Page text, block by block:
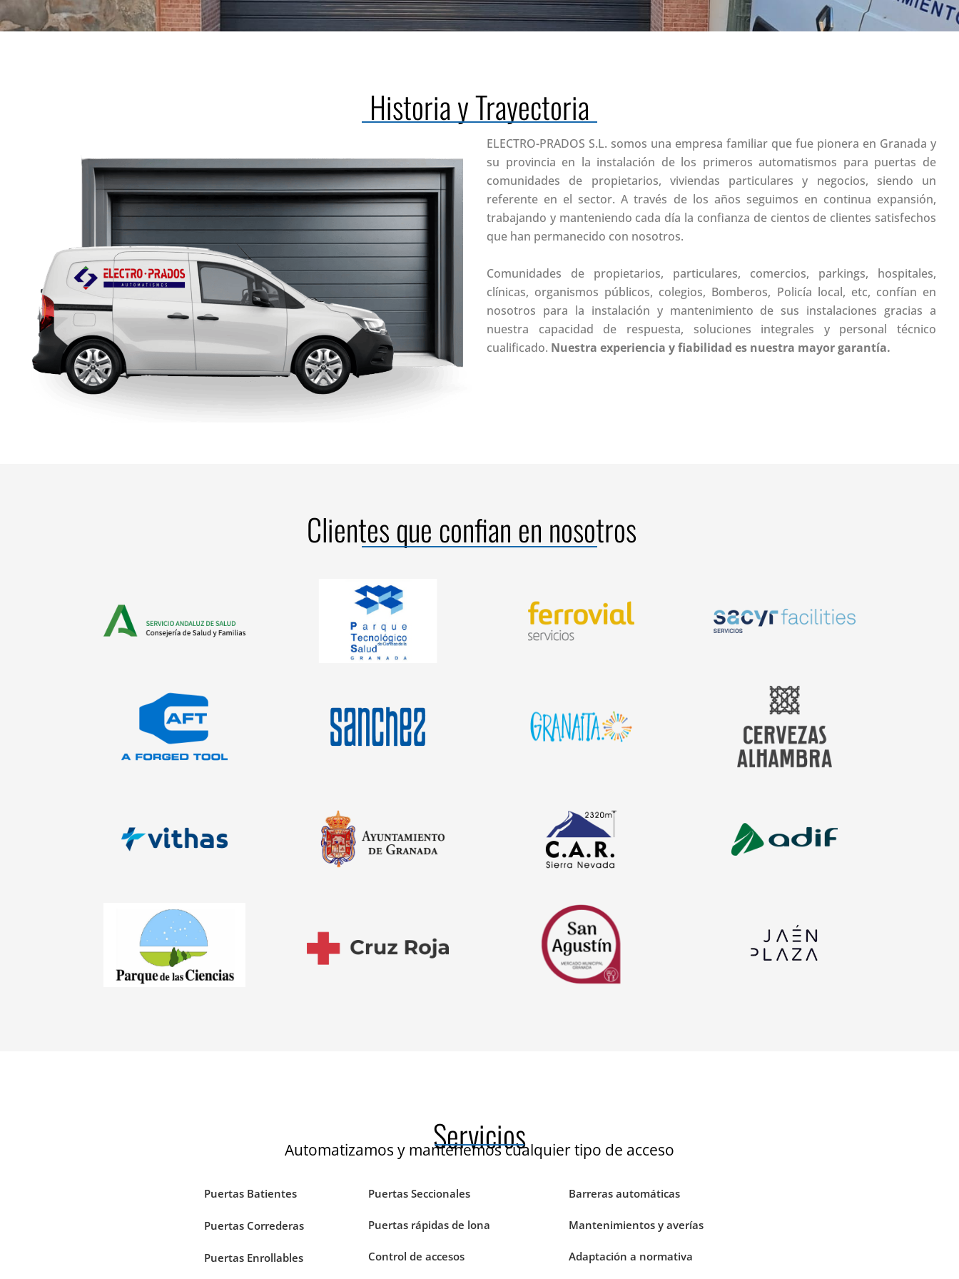
Historia y Trayectoria
ELECTRO-PRADOS S.L. somos una empresa familiar que fue pionera en Granada y
su provincia en la instalación de los primeros automatismos para puertas de
comunidades de propietarios, viviendas particulares y negocios, siendo un
referente en el sector. A través de los años seguimos en continua expansión,
trabajando y manteniendo cada día la confianza de cientos de clientes satisfechos
que han permanecido con nosotros.
Comunidades de propietarios, particulares, comercios, parkings, hospitales,
clínicas, organismos públicos, colegios, Bomberos, Policía local, etc, confían en
nosotros para la instalación y mantenimiento de sus instalaciones gracias a
nuestra capacidad de respuesta, soluciones integrales y personal técnico
cualificado. Nuestra experiencia y fiabilidad es nuestra mayor garantía.
Clientes que confian en nosotros
Servicio Andaluz de Parque tecnológico de
la Salud Ferrovial Servicios Sacyr Facilities
A Forged Tool Centro Hogar Sanchez Granaita Parque
Comercial Cervezas Alhambra
Vithas La Salud Ayuntamiento de
Granada
Centro de alto
rendimiento Adif
Parque de las Ciencias Cruz Roja Mercado de San Agustin Jaén Plaza
Servicios
Automatizamos y mantenemos cualquier tipo de acceso
Puertas Batientes
Puertas Correderas
Puertas Enrollables
Puertas Seccionales
Puertas rápidas de lona
Control de accesos
Barreras automáticas
Mantenimientos y averías
Adaptación a normativa